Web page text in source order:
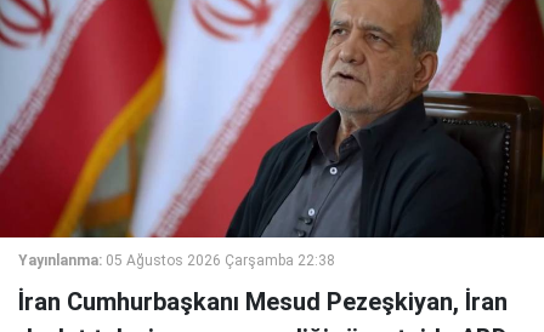
Yayınlanma: 05 Ağustos 2026 Çarşamba 22:38
İran Cumhurbaşkanı Mesud Pezeşkiyan, İran